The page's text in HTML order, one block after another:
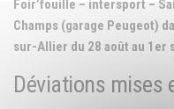
Foir’fouille – intersport –
Champs (garage Peugeot)
sur-Allier du 28 août au 1er
Déviations mises